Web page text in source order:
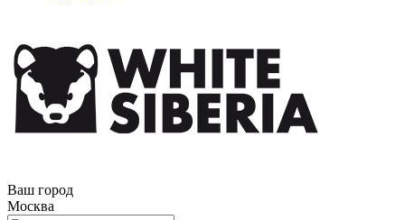
Ваш город
Москва